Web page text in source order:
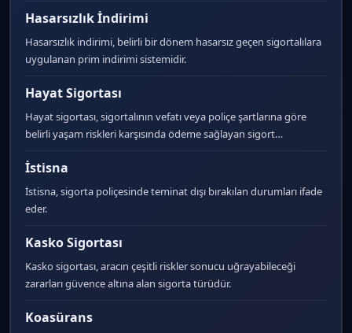
Hasarsızlık İndirimi
Hasarsızlık indirimi, belirli bir dönem hasarsız geçen sigortalılara
uygulanan prim indirimi sistemidir.
Hayat Sigortası
Hayat sigortası, sigortalının vefatı veya poliçe şartlarına göre
belirli yaşam riskleri karşısında ödeme sağlayan sigort…
İstisna
İstisna, sigorta poliçesinde teminat dışı bırakılan durumları ifade
eder.
Kasko Sigortası
Kasko sigortası, aracın çeşitli riskler sonucu uğrayabileceği
zararları güvence altına alan sigorta türüdür.
Koasürans